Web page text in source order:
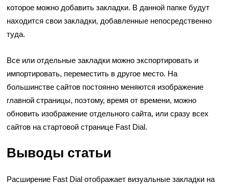
которое можно добавить закладки. В данной папке будут
находится свои закладки, добавленные непосредственно
туда.
Все или отдельные закладки можно экспортировать и
импортировать, переместить в другое место. На
большинстве сайтов постоянно меняются изображение
главной страницы, поэтому, время от времени, можно
обновить изображение отдельного сайта, или сразу всех
сайтов на стартовой странице Fast Dial.
Выводы статьи
Расширение Fast Dial отображает визуальные закладки на